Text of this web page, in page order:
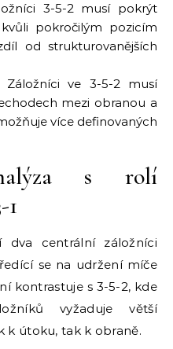
3-5-2 musí pokrýt
pokročilým pozicím
od strukturovanějších
Záložníci ve 3-5-2 musí
mezi obranou a
více definovaných
s rolí
1
dva centrální záložníci
se na udržení míče
kontrastuje s 3-5-2, kde
vyžaduje větší
k útoku, tak k obraně.